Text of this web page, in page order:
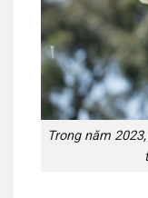
Trong năm